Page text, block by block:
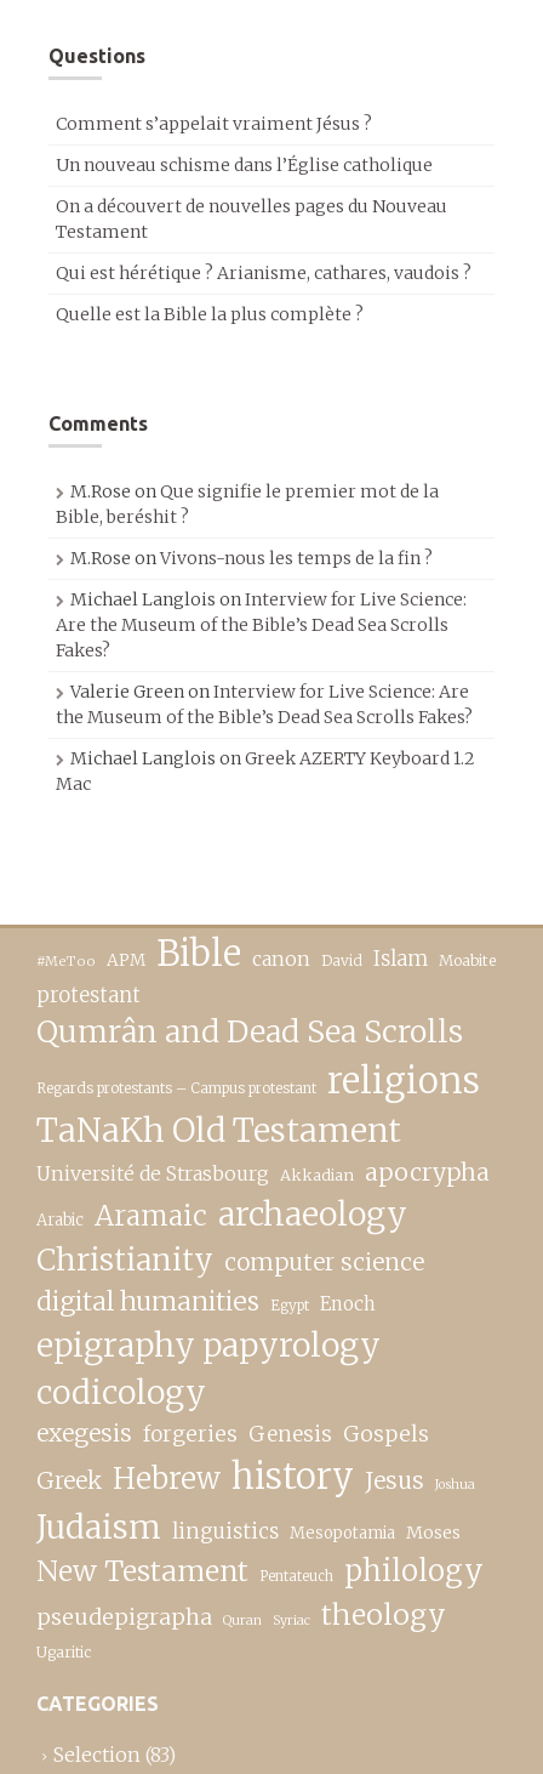
Questions
Comment s’appelait vraiment Jésus ?
Un nouveau schisme dans l’Église catholique
On a découvert de nouvelles pages du Nouveau
Testament
Qui est hérétique ? Arianisme, cathares, vaudois ?
Quelle est la Bible la plus complète ?
Comments
M.Rose onQue signifie le premier mot de la
Bible, beréshit ?
M.Rose onVivons-nous les temps de la fin ?
Michael Langlois onInterview for Live Science:
Are the Museum of the Bible’s Dead Sea Scrolls
Fakes?
Valerie GreenonInterview for Live Science: Are
the Museum of the Bible’s Dead Sea Scrolls Fakes?
Michael Langlois onGreek AZERTY Keyboard 1.2
Mac
#MeToo APM Bible canon David Islam Moabite
protestant
Qumrân and Dead Sea Scrolls
Regards protestants – Campus protestant religions
TaNaKh Old Testament
Université de Strasbourg Akkadian apocrypha
Arabic Aramaic archaeology
Christianity computer science
digital humanities Egypt Enoch
epigraphy papyrology
codicology
exegesis forgeries Genesis Gospels
Greek Hebrew history Jesus Joshua
Judaism linguistics Mesopotamia Moses
New Testament Pentateuch philology
pseudepigrapha Quran Syriac theology
Ugaritic
CATEGORIES
Selection (83)